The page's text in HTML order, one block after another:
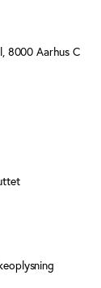
8000 Aarhus C